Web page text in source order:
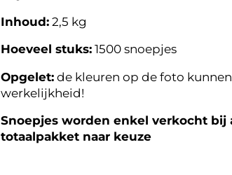
Inhoud: 2,5 kg
Hoeveel stuks: 1500 snoepjes
Opgelet: de kleuren op de foto
werkelijkheid!
Snoepjes worden enkel verkocht bij
totaalpakket naar keuze